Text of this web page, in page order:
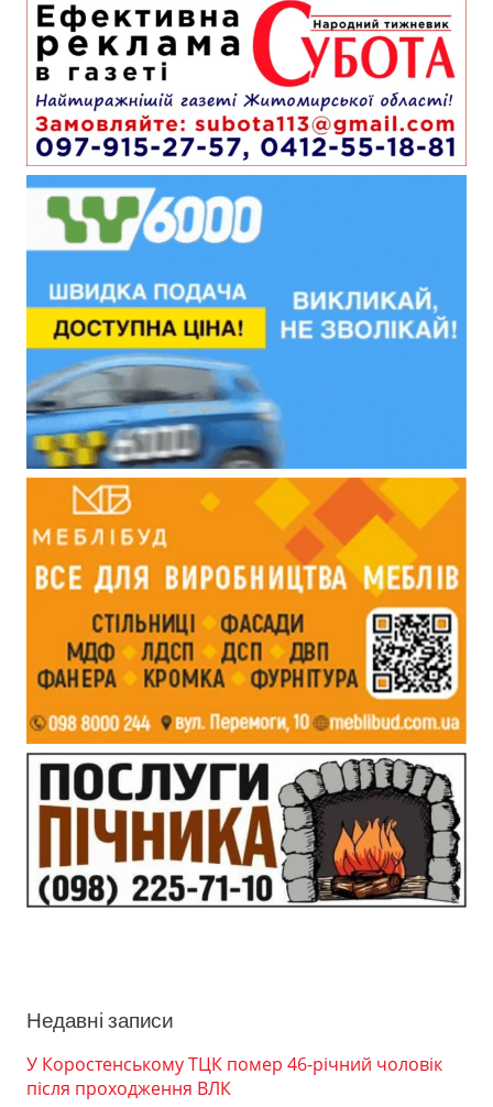
Недавні записи
У Коростенському ТЦК помер 46-річний чоловік
після проходження ВЛК